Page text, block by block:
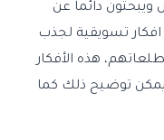
ويبحثون دائماً عن
تسويقية لجذب
هذه الأفكار
توضيح ذلك كما